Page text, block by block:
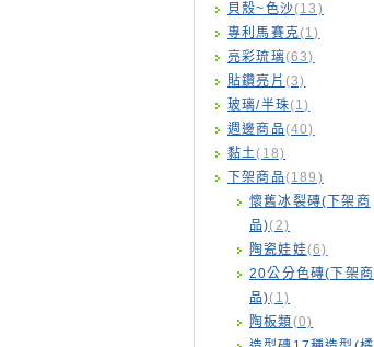
貝殼~色沙(13)
專利馬賽克(1)
亮彩琉璃(63)
貼鑽亮片 (3)
玻璃/半珠(1)
週邊商品(40)
黏土(18)
下架商品(189)
懷舊冰裂磚(下架商
品)(2)
陶瓷娃娃(6)
20公分色磚(下架商
品)(1)
陶板類 (0)